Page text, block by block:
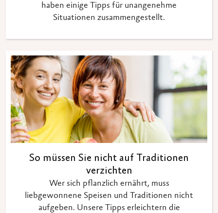
haben einige Tipps für unangenehme
Situationen zusammengestellt.
So müssen Sie nicht auf Traditionen
verzichten
Wer sich pflanzlich ernährt, muss
liebgewonnene Speisen und Traditionen nicht
aufgeben. Unsere Tipps erleichtern die